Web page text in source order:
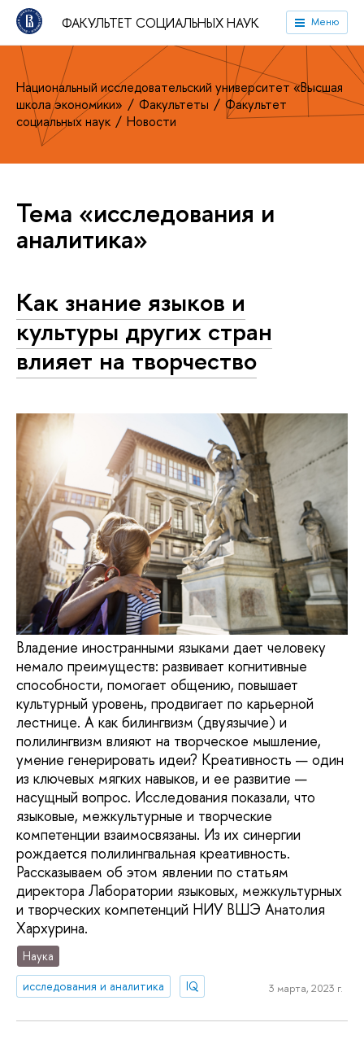
ФАКУЛЬТЕТ СОЦИАЛЬНЫХ НАУК Меню
Национальный исследовательский университет «Высшая
школа экономики»
Факультеты
Факультет
социальных наук
Новости
Тема «исследования и
аналитика»
Как знание языков и
культуры других стран
влияет на творчество
Владение иностранными языками дает человеку
немало преимуществ: развивает когнитивные
способности, помогает общению, повышает
культурный уровень, продвигает по карьерной
лестнице. А как билингвизм (двуязычие) и
полилингвизм влияют на творческое мышление,
умение генерировать идеи? Креативность — один
из ключевых мягких навыков, и ее развитие —
насущный вопрос. Исследования показали, что
языковые, межкультурные и творческие
компетенции взаимосвязаны. Из их синергии
рождается полилингвальная креативность.
Рассказываем об этом явлении по статьям
директора Лаборатории языковых, межкультурных
и творческих компетенций НИУ ВШЭ Анатолия
Хархурина.
Наука
исследования и аналитика
IQ 3 марта, 2023 г.